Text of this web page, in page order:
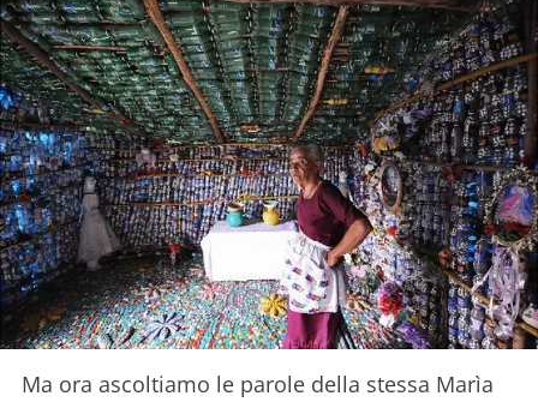
Ma ora ascoltiamo le parole della stessa Marìa